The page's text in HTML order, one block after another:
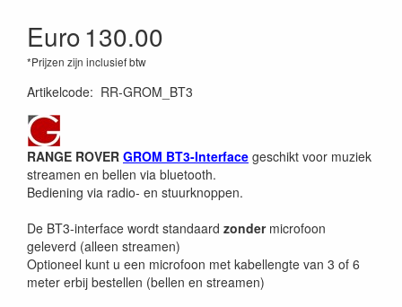
Euro130.00
*Prijzen zijn inclusief btw
Artikelcode: RR-GROM_BT3
RANGE ROVER GROM BT3-Interface geschikt voor muziek
streamen en bellen via bluetooth.
Bediening via radio- en stuurknoppen.
De BT3-interface wordt standaard zondermicrofoon
geleverd (alleen streamen)
Optioneel kunt u een microfoon met kabellengte van 3 of 6
meter erbij bestellen (bellen en streamen)